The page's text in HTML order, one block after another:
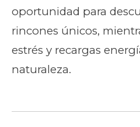
oportunidad para
rincones únicos,
estrés y recargas
naturaleza.